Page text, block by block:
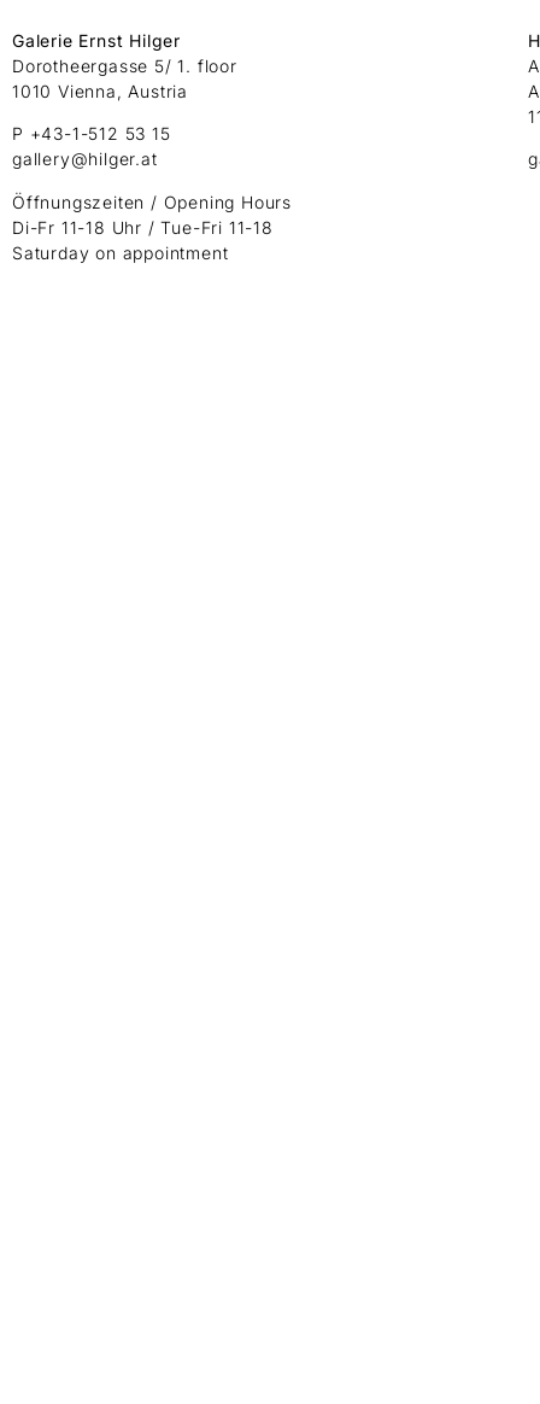
Galerie Ernst Hilger
Dorotheergasse 5/ 1. floor
1010 Vienna, Austria
P +43-1-512 53 15
gallery@hilger.at
Öffnungszeiten / Opening Hours
Di-Fr 11-18 Uhr / Tue-Fri 11-18
Saturday on appointment